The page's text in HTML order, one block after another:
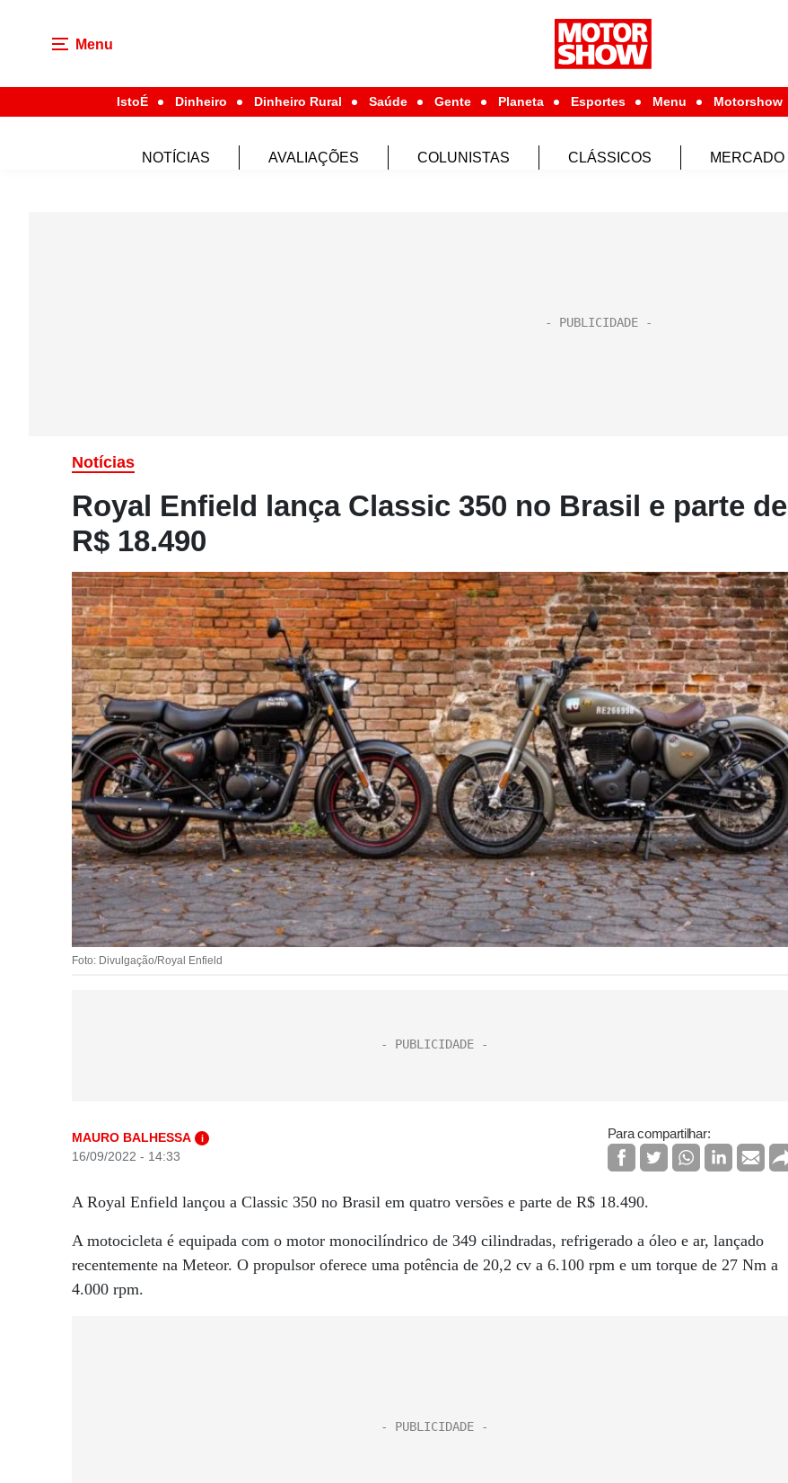
Menu
IstoÉ Dinheiro Dinheiro Rural Saúde Gente Planeta Esportes Menu Motorshow
NOTÍCIAS AVALIAÇÕES COLUNISTAS CLÁSSICOS MERCADO
Notícias
Royal Enfield lança Classic 350 no Brasil e parte de
R$ 18.490
Foto: Divulgação/Royal Enfield
MAURO BALHESSA i
16/09/2022 - 14:33
Para compartilhar:
A Royal Enfield lançou a Classic 350 no Brasil em quatro versões e parte de R$ 18.490.
A motocicleta é equipada com o motor monocilíndrico de 349 cilindradas, refrigerado a óleo e ar, lançado
recentemente na Meteor. O propulsor oferece uma potência de 20,2 cv a 6.100 rpm e um torque de 27 Nm a
4.000 rpm.